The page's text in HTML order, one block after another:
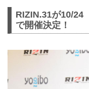
RIZIN.31が10/24
で開催決定！